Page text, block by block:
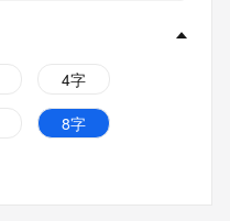
4字
8字